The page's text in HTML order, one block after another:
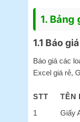
1. Bảng
1.1 Báo
Báo giá các
Excel giá rẻ,
STT TÊN
1
Giấy